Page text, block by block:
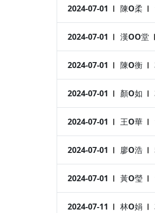
2024-07-01 陳O柔
2024-07-01 漢OO堂
2024-07-01 陳O衡
2024-07-01 顏O如
2024-07-01 王O華
2024-07-01 廖O浩
2024-07-01 黃O瑩
2024-07-11 林O娟